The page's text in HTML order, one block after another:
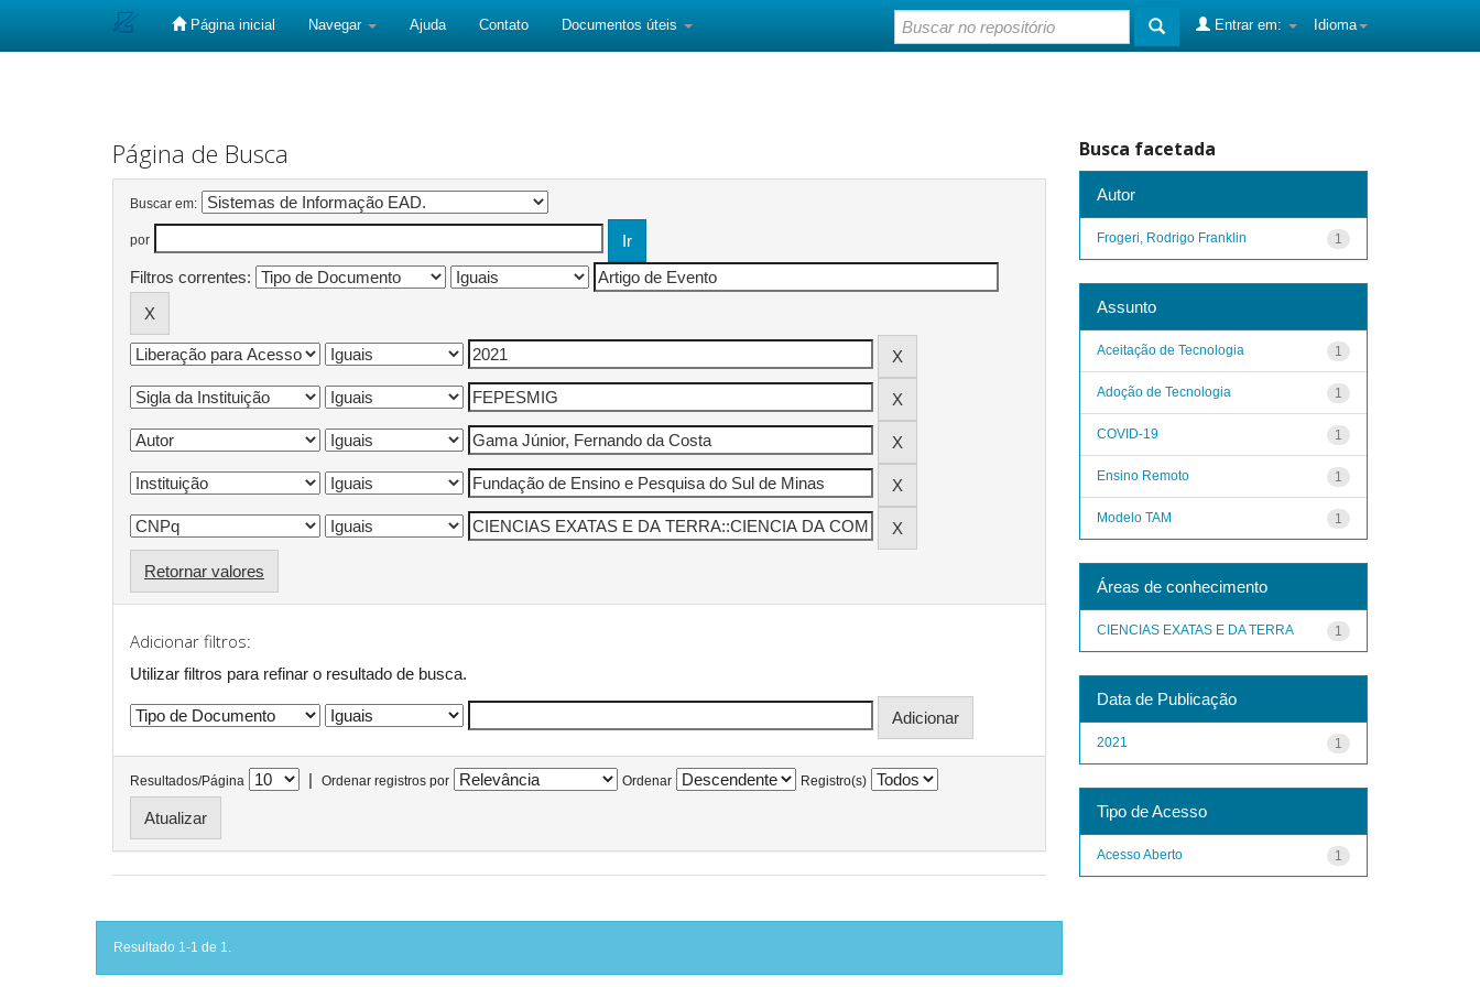
Página inicial Navegar Ajuda Contato Documentos úteis Idioma
Entrar em:
Página de Busca
Buscar em:
por
Filtros correntes:
Retornar valores
Adicionar filtros:
Utilizar filtros para refinar o resultado de busca.
Resultados/Página | Ordenar registros por Ordenar Registro(s)
Resultado 1-1 de 1.
Busca facetada
Autor
1
Frogeri, Rodrigo Franklin
Assunto
1
Aceitação de Tecnologia
1
Adoção de Tecnologia
1
COVID-19
1
Ensino Remoto
1
Modelo TAM
Áreas de conhecimento
1
CIENCIAS EXATAS E DA TERRA
Data de Publicação
1
2021
Tipo de Acesso
1
Acesso Aberto